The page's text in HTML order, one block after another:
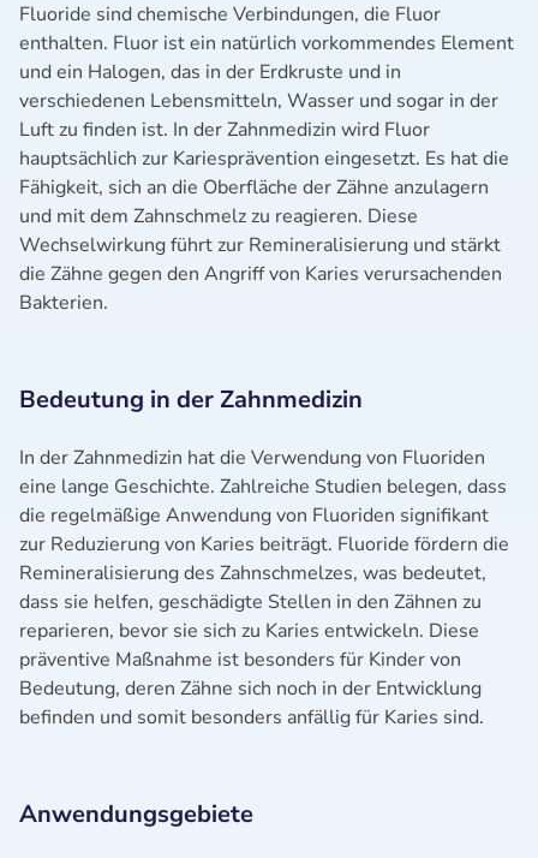
Fluoride sind chemische Verbindungen, die Fluor
enthalten. Fluor ist ein natürlich vorkommendes Element
und ein Halogen, das in der Erdkruste und in
verschiedenen Lebensmitteln, Wasser und sogar in der
Luft zu finden ist. In der Zahnmedizin wird Fluor
hauptsächlich zur Kariesprävention eingesetzt. Es hat die
Fähigkeit, sich an die Oberfläche der Zähne anzulagern
und mit dem Zahnschmelz zu reagieren. Diese
Wechselwirkung führt zur Remineralisierung und stärkt
die Zähne gegen den Angriff von Karies verursachenden
Bakterien.
Bedeutung in der Zahnmedizin
In der Zahnmedizin hat die Verwendung von Fluoriden
eine lange Geschichte. Zahlreiche Studien belegen, dass
die regelmäßige Anwendung von Fluoriden signifikant
zur Reduzierung von Karies beiträgt. Fluoride fördern die
Remineralisierung des Zahnschmelzes, was bedeutet,
dass sie helfen, geschädigte Stellen in den Zähnen zu
reparieren, bevor sie sich zu Karies entwickeln. Diese
präventive Maßnahme ist besonders für Kinder von
Bedeutung, deren Zähne sich noch in der Entwicklung
befinden und somit besonders anfällig für Karies sind.
Anwendungsgebiete